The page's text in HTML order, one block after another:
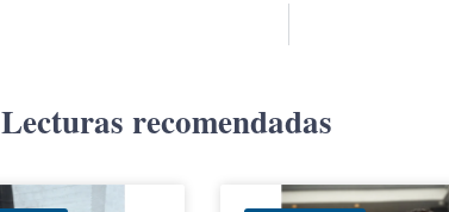
Lecturas recomendadas